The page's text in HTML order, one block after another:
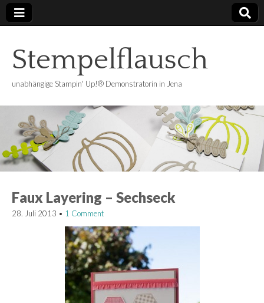
Stempelflausch
unabhängige Stampin' Up!® Demonstratorin in Jena
Faux Layering – Sechseck
28. Juli 2013 • 1 Comment